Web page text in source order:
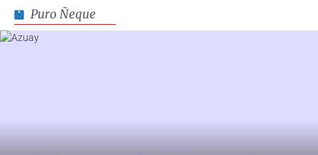
Puro Ñeque